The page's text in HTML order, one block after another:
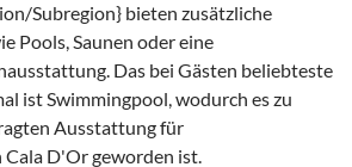
Subregion} bieten zusätzliche
Pools, Saunen oder eine
Das bei Gästen beliebteste
ist Swimmingpool, wodurch es zu
Ausstattung für
D'Or geworden ist.